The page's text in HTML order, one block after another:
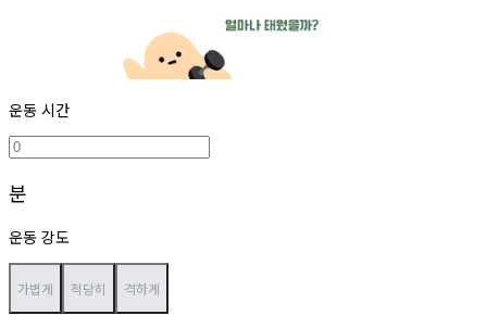
운동 시간
분
운동 강도
가볍게 적당히 격하게